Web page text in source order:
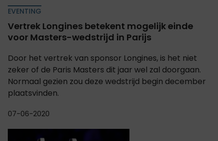
EVENTING
Vertrek Longines betekent mogelijk einde
voor Masters-wedstrijd in Parijs
Door het vertrek van sponsor Longines, is het niet
zeker of de Paris Masters dit jaar wel zal doorgaan.
Normaal gezien zou deze wedstrijd begin december
plaatsvinden.
07-06-2020